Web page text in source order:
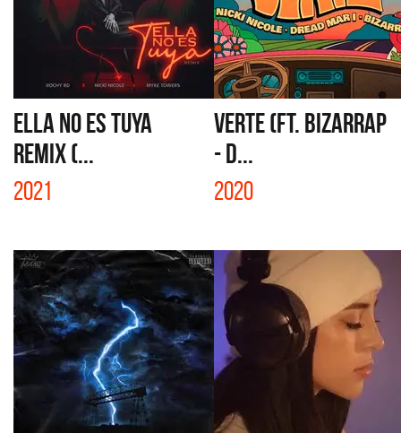
ELLA NO ES TUYA
REMIX (...
2021
VERTE (FT. BIZARRAP
- D...
2020